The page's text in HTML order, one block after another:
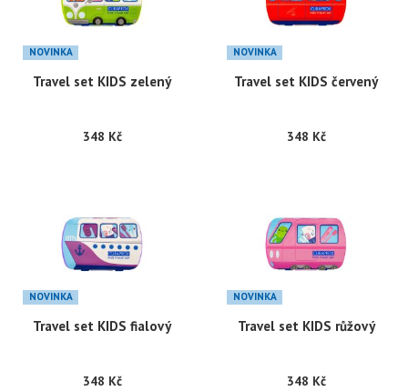
NOVINKA
Travel set KIDS zelený
348 Kč
NOVINKA
Travel set KIDS červený
348 Kč
NOVINKA
Travel set KIDS fialový
348 Kč
NOVINKA
Travel set KIDS růžový
348 Kč